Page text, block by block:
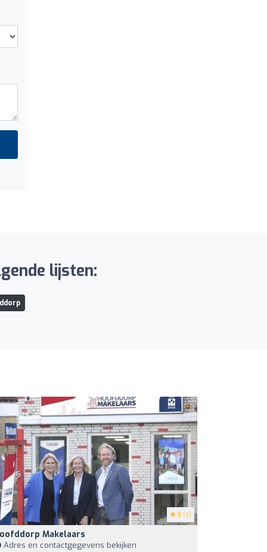
lijsten:
5 (4)
Makelaars
Adres en contactgegevens bekijken